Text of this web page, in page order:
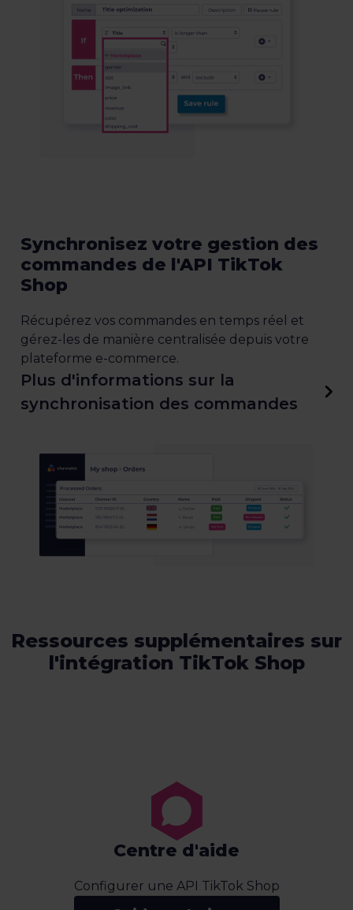
Synchronisez votre gestion des
commandes de l'API TikTok
Shop
Récupérez vos commandes en temps réel et
gérez-les de manière centralisée depuis votre
plateforme e-commerce.
Plus d'informations sur la
synchronisation des commandes
Ressources supplémentaires sur
l'intégration TikTok Shop
Centre d'aide
Configurer une API TikTok Shop